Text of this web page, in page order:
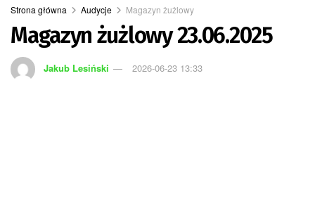
Strona główna Audycje Magazyn żużlowy
Magazyn żużlowy 23.06.2025
Jakub Lesiński 2026-06-23 13:33